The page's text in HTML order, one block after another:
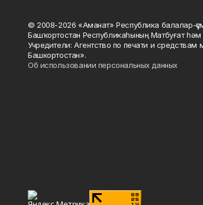
© 2008-2026 «Аманат» Республика балалар-
Башҡортостан Республикаһының Матбуғат
Учредители: Агентство по печати и
Башкортостан».
Об использовании персональных данных